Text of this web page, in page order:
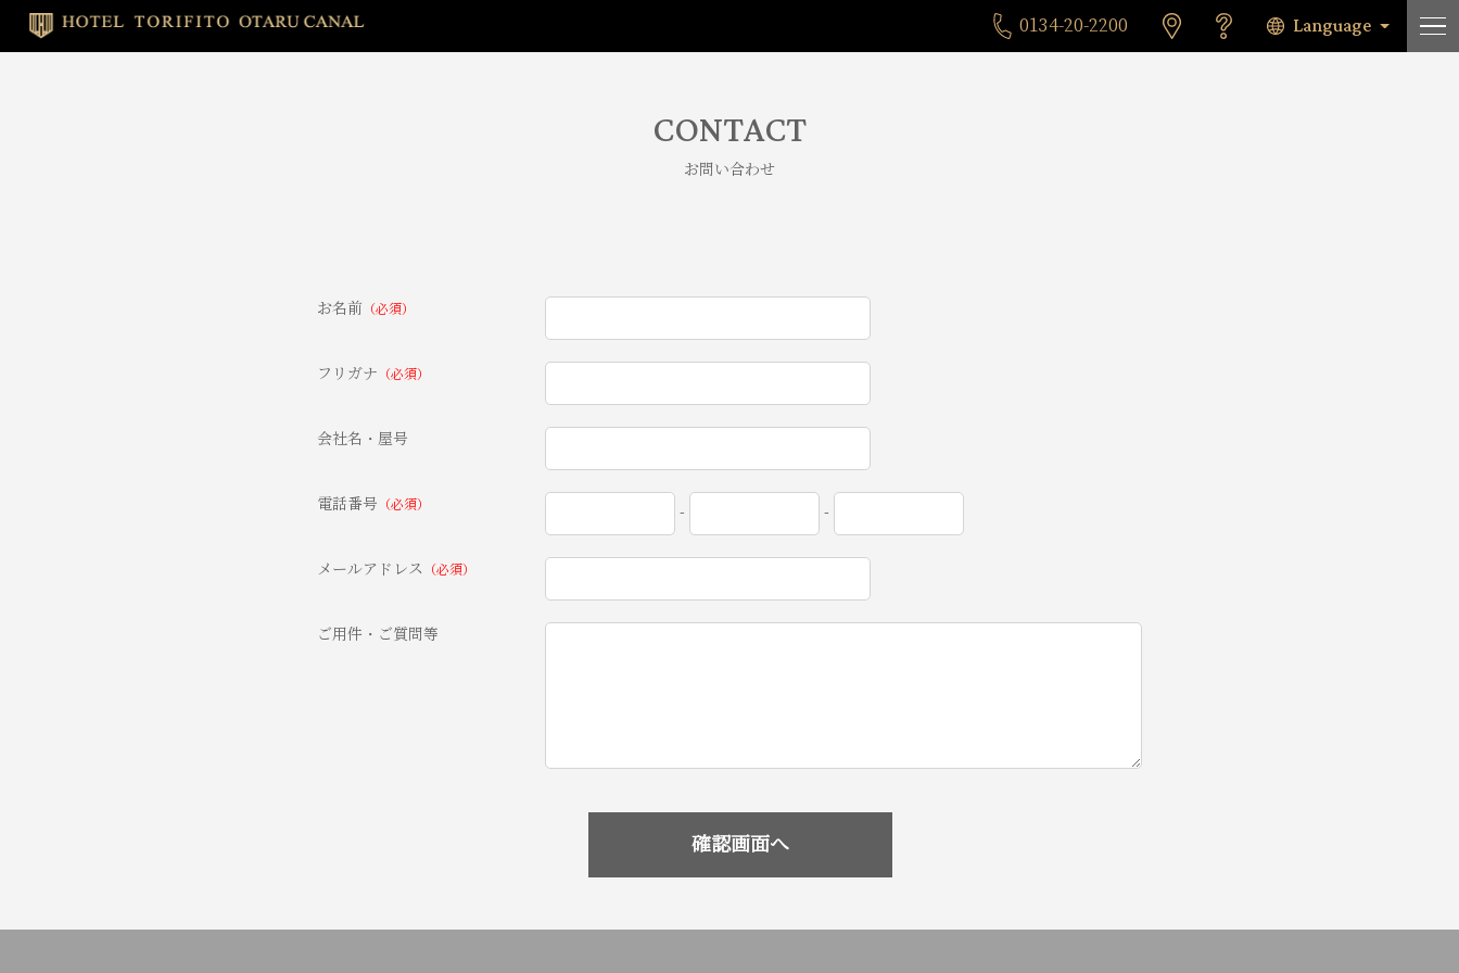
0134-20-2200 Language
CONTACT
お問い合わせ
お名前 （必須）
フリガナ （必須）
会社名・屋号
電話番号 （必須） - -
メールアドレス （必須）
ご用件・ご質問等
確認画面へ